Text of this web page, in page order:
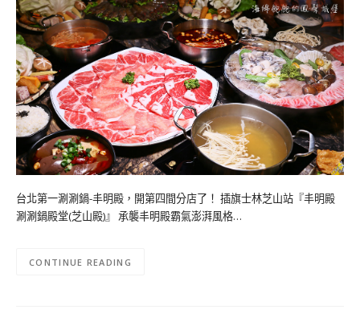
台北第一涮涮鍋-丰明殿，開第四間分店了！ 插旗士林芝山站『丰明殿
涮涮鍋殿堂(芝山殿)』 承襲丰明殿霸氣澎湃風格…
CONTINUE READING